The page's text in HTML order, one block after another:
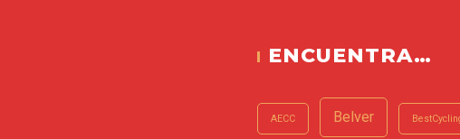
ENCUENTRA…
AECC Belver